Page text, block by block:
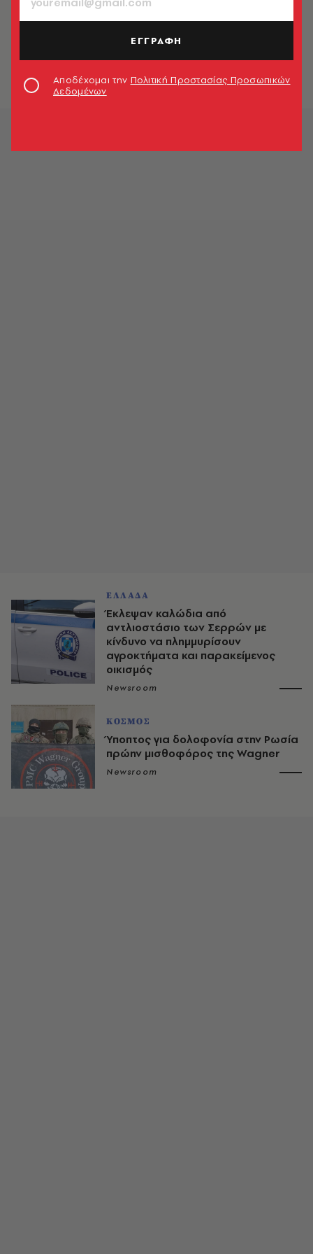
ΚΟΣΜΟΣ
Ανθρωποκυνηγητό στο Τέξας για
κατάδικο που αποφυλακίστηκε
ΕΛΛΑΔΑ
Έκλεψαν καλώδια από
αντλιοστάσιο των Σερρών με
κίνδυνο να πλημμυρίσουν
αγροκτήματα και παρακείμενος
οικισμός
Newsroom
ΚΟΣΜΟΣ
Ύποπτος για δολοφονία στην Ρωσία
πρώην μισθοφόρος της Wagner
Newsroom
ΕΓΓΡΑΦΗ
Αποδέχομαι την Πολιτική Προστασίας Προσωπικών
Δεδομένων